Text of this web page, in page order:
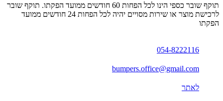
תוקף שובר כספי הינו לכל הפחות 60 חודשים ממועד הפקתו. תוקף שובר
לרכישת מוצר או שירות מסויים יהיה לכל הפחות 24 חודשים ממועד
הפקתו
054-8222116
bumpers.office@gmail.com
לאתר